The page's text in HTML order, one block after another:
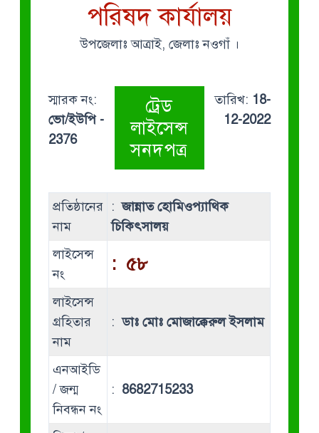
পরিষদ কার্যালয়
উপজেলাঃ আত্রাই, জেলাঃ নওগাঁ ।
স্মারক নং:
ভো/ইউপি -
2376
ট্রেড
লাইসেন্স
সনদপত্র
তারিখ: 18-
12-2022
প্রতিষ্ঠানের
নাম
:জান্নাত হোমিওপ্যাথিক
চিকিৎসালয়
লাইসেন্স
নং
: ৫৮
লাইসেন্স
গ্রহিতার
নাম
:ডাঃ মোঃ মোজাক্কেরুল ইসলাম
এনআইডি
/ জন্ম
নিবন্ধন নং
: 8682715233